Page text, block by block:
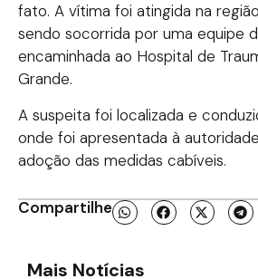
fato. A vítima foi atingida na
sendo socorrida por uma equipe
encaminhada ao Hospital de
Grande.
A suspeita foi localizada e
onde foi apresentada à
adoção das medidas cabíveis.
Compartilhe
Mais Notícias